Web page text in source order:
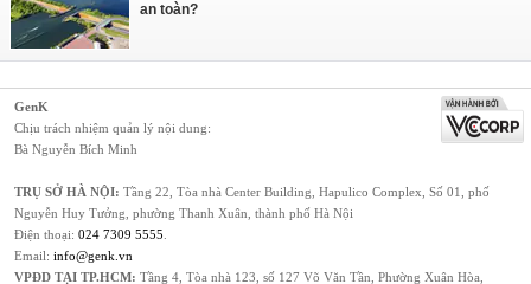
an toàn?
GenK
Chịu trách nhiệm quản lý nội dung:
Bà Nguyễn Bích Minh
TRỤ SỞ HÀ NỘI: Tầng 22, Tòa nhà Center Building, Hapulico Complex, Số 01, phố
Nguyễn Huy Tưởng, phường Thanh Xuân, thành phố Hà Nội
Điện thoại: 024 7309 5555
Email: info@genk.vn
VPĐD TẠI TP.HCM: Tầng 4, Tòa nhà 123, số 127 Võ Văn Tần, Phường Xuân Hòa,